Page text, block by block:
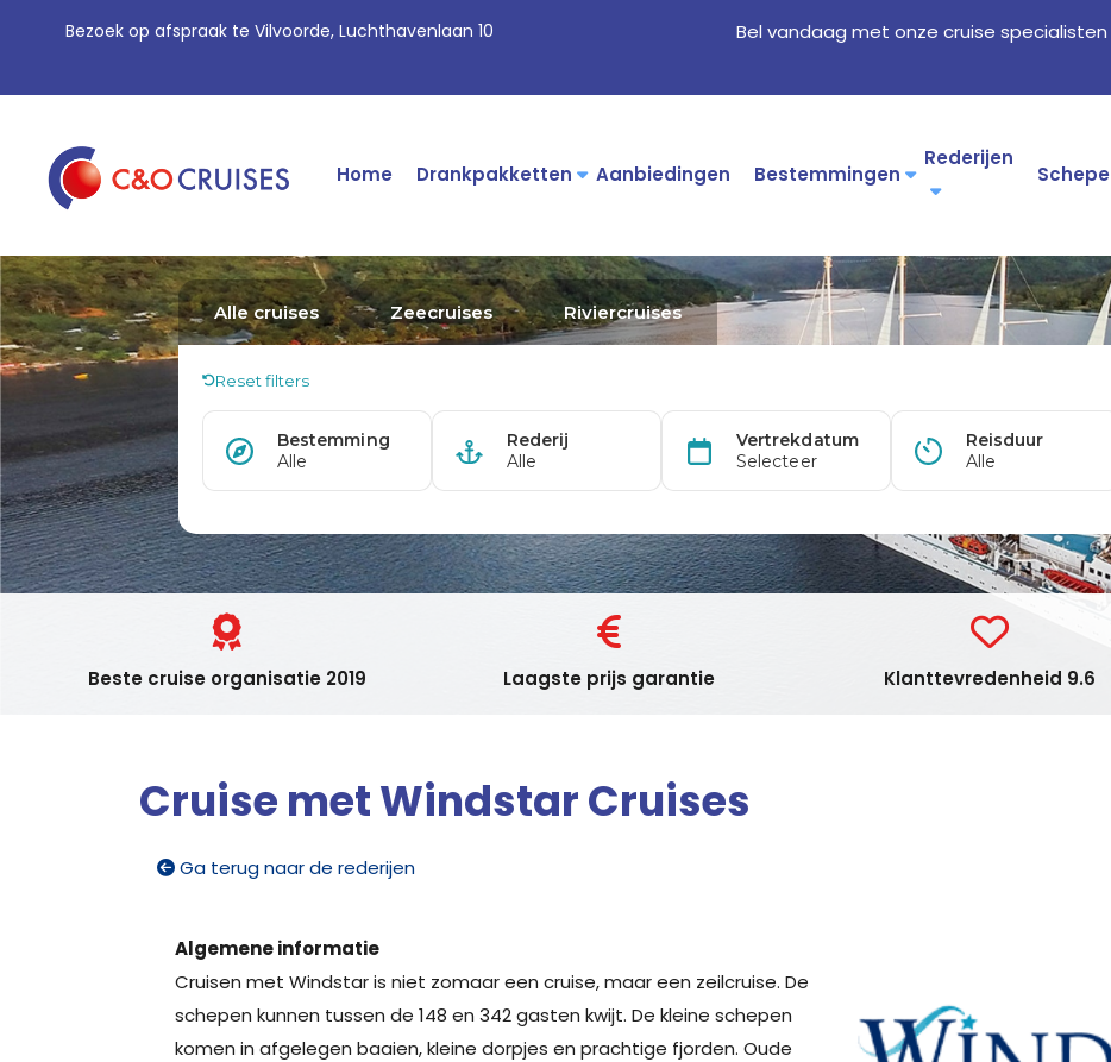
Bezoek op afspraak te Vilvoorde, Luchthavenlaan 10 Bel vandaag met onze cruise
Home Drankpakketten Aanbiedingen Bestemmingen
Rederijen
Beste cruise organisatie 2019 Laagste prijs garantie Klanttevredenheid 9.6
Cruise met Windstar Cruises
Ga terug naar de rederijen
Algemene informatie
Cruisen met Windstar is niet zomaar een cruise, maar een zeilcruise. De
schepen kunnen tussen de 148 en 342 gasten kwijt. De kleine schepen
komen in afgelegen baaien, kleine dorpjes en prachtige fjorden. Oude